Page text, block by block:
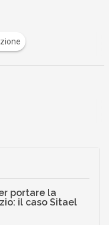
portare la
il caso Sitael